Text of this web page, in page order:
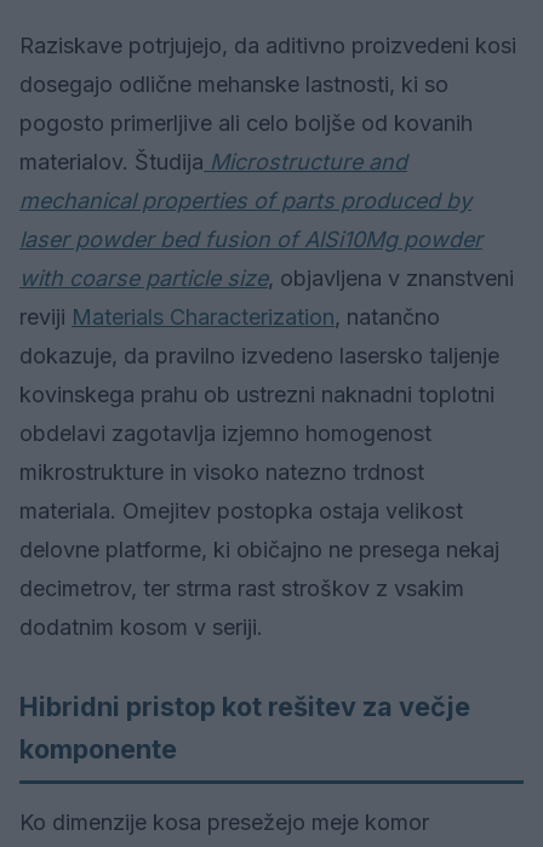
Raziskave potrjujejo, da aditivno proizvedeni kosi
dosegajo odlične mehanske lastnosti, ki so
pogosto primerljive ali celo boljše od kovanih
materialov. Študija Microstructure and
mechanical properties of parts produced by
laser powder bed fusion of AlSi10Mg powder
with coarse particle size, objavljena v znanstveni
reviji Materials Characterization, natančno
dokazuje, da pravilno izvedeno lasersko taljenje
kovinskega prahu ob ustrezni naknadni toplotni
obdelavi zagotavlja izjemno homogenost
mikrostrukture in visoko natezno trdnost
materiala. Omejitev postopka ostaja velikost
delovne platforme, ki običajno ne presega nekaj
decimetrov, ter strma rast stroškov z vsakim
dodatnim kosom v seriji.
Hibridni pristop kot rešitev za večje
komponente
Ko dimenzije kosa presežejo meje komor